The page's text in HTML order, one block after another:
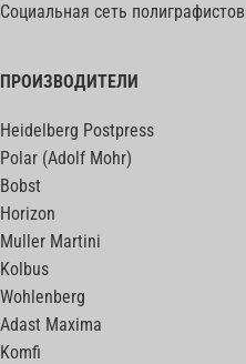
Социальная сеть полиграфистов
ПРОИЗВОДИТЕЛИ
Heidelberg Postpress
Polar (Adolf Mohr)
Bobst
Horizon
Muller Martini
Kolbus
Wohlenberg
Adast Maxima
Komfi